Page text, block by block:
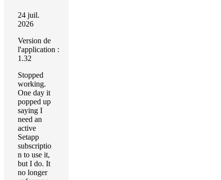
24 juil.
2026
Version de
l'application :
1.32
Stopped
working.
One day it
popped up
saying I
need an
active
Setapp
subscriptio
n to use it,
but I do. It
no longer